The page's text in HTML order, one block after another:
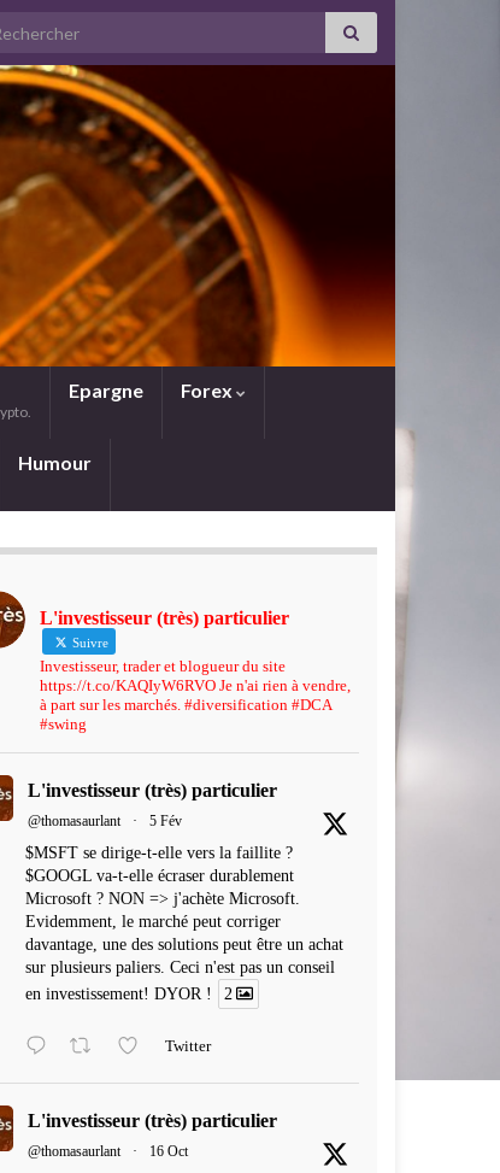
for:
Epargne Forex
Humour
L'investisseur (très) particulier
Suivre
Investisseur, trader et blogueur du site
https://t.co/KAQIyW6RVO Je n'ai rien à vendre,
à part sur les marchés. #diversification #DCA
#swing
L'investisseur (très) particulier
@thomasaurlant · 5 Fév
$MSFT se dirige-t-elle vers la faillite ?
$GOOGL va-t-elle écraser durablement
Microsoft ? NON => j'achète Microsoft.
Evidemment, le marché peut corriger
davantage, une des solutions peut être un achat
sur plusieurs paliers. Ceci n'est pas un conseil
en investissement! DYOR !
2
Twitter
L'investisseur (très) particulier
@thomasaurlant · 16 Oct